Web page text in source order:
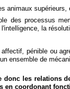
animaux
des processus
la
pénible ou
ensemble de
donc les relations
en coordonant